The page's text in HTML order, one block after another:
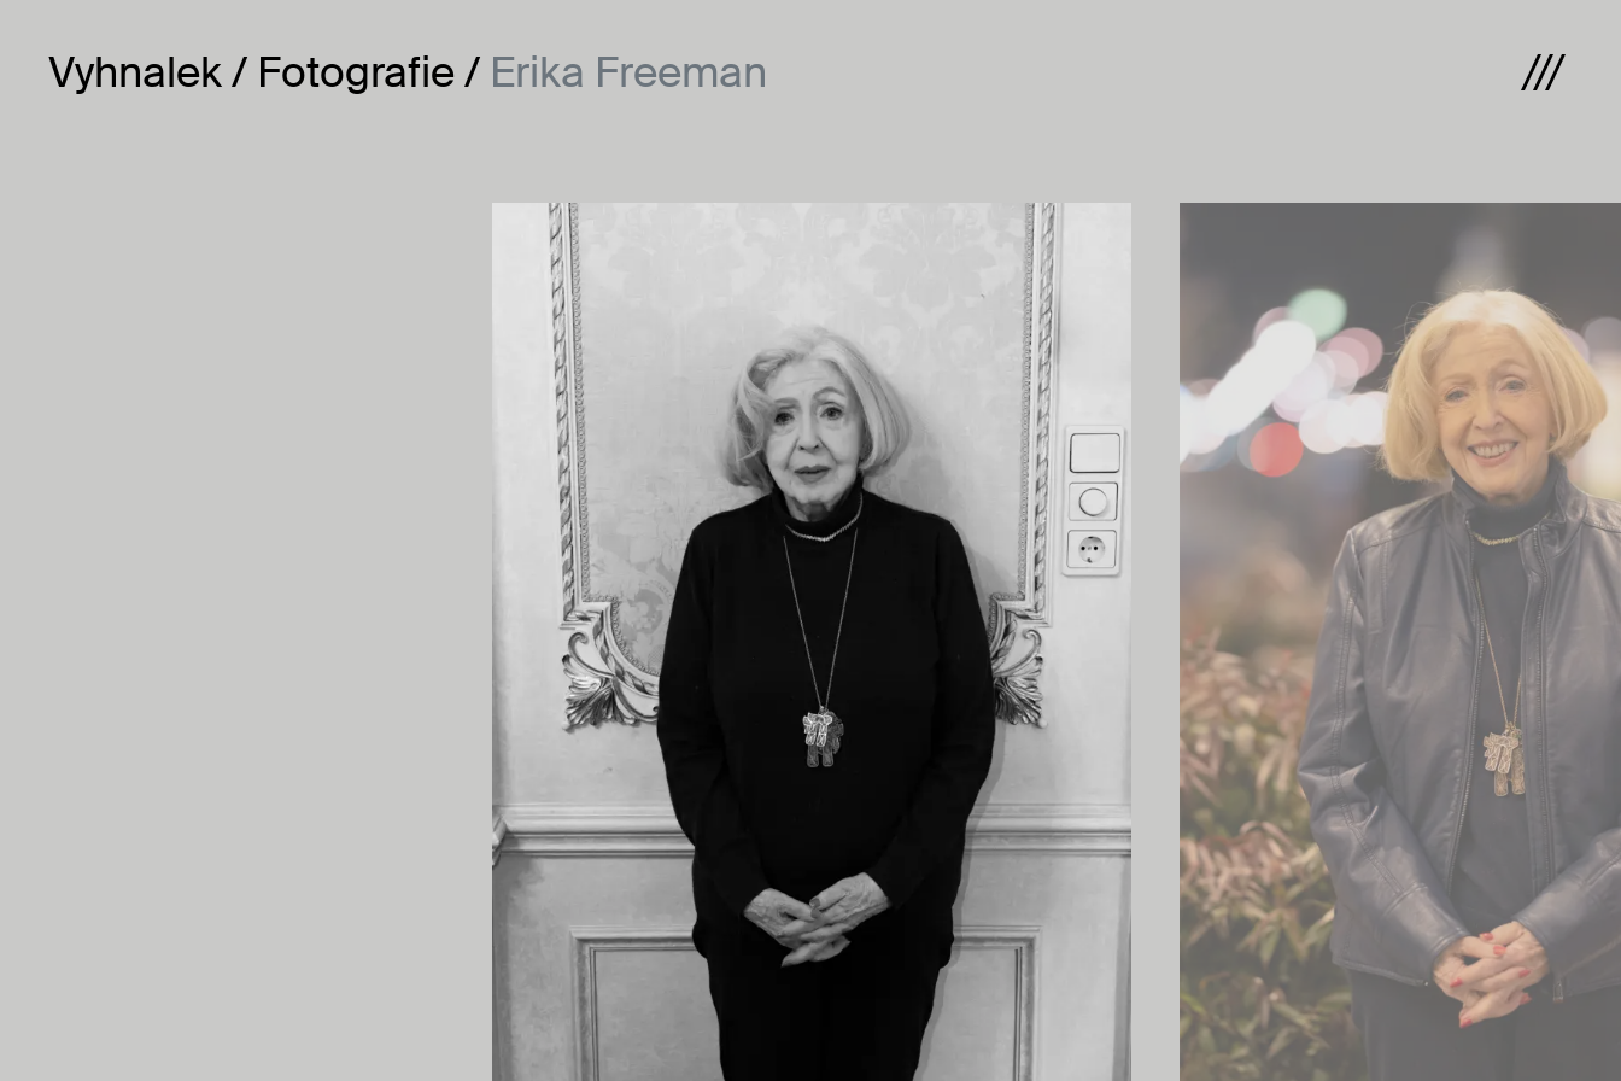
Vyhnalek
Fotografie Erika Freeman